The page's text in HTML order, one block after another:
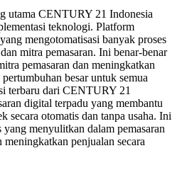
utama CENTURY 21 Indonesia
teknologi. Platform
mengotomatisasi banyak proses
mitra pemasaran. Ini benar-benar
pemasaran dan meningkatkan
besar untuk semua
terbaru dari CENTURY 21
digital terpadu yang membantu
secara otomatis dan tanpa usaha. Ini
yang menyulitkan dalam pemasaran
penjualan secara